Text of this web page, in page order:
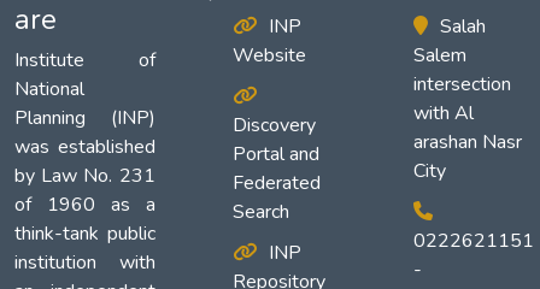
are
Institute of
National
Planning (INP)
was established
by Law No. 231
of 1960 as a
think-tank public
institution with
INP
Website
Discovery
Portal and
Federated
Search
INP
Repository
Salah
Salem
intersection
with Al
arashan Nasr
City
0222621151
-